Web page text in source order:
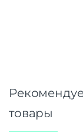
товары